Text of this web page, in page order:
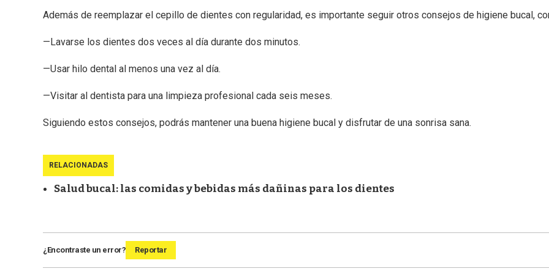
Además de reemplazar el cepillo de dientes con regularidad, es importante seguir otros consejos de higiene bucal,
—Lavarse los dientes dos veces al día durante dos minutos.
—Usar hilo dental al menos una vez al día.
—Visitar al dentista para una limpieza profesional cada seis meses.
Siguiendo estos consejos, podrás mantener una buena higiene bucal y disfrutar de una sonrisa sana.
RELACIONADAS
Salud bucal: las comidas y bebidas más dañinas para los dientes
¿Encontraste un error? Reportar